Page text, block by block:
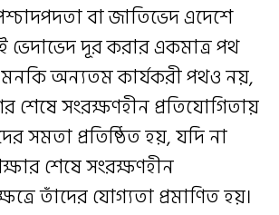
বা জাতিভেদ এদেশে
ভেদাভেদ দূর করার একমাত্র পথ
অন্যতম কার্যকরী পথও নয়,
শেষে সংরক্ষণহীন প্রতিযোগিতায়
সমতা প্রতিষ্ঠিত হয়, যদি না
শেষে সংরক্ষণহীন
তাঁদের যোগ্যতা প্রমাণিত হয়।